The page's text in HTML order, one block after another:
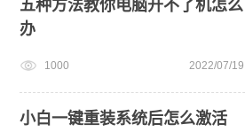
五种方法教你电脑开不了机怎么
办
1000 2022/07/19
小白一键重装系统后怎么激活